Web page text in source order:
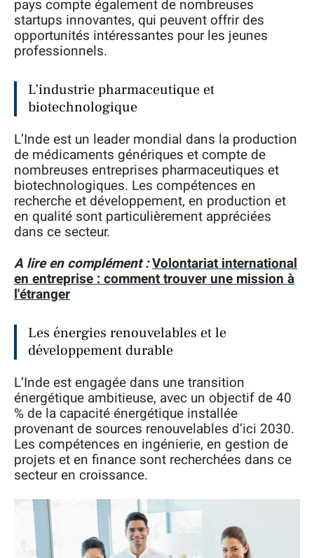
pays compte également de nombreuses
startups innovantes, qui peuvent offrir des
opportunités intéressantes pour les jeunes
professionnels.
L’industrie pharmaceutique et
biotechnologique
L’Inde est un leader mondial dans la production
de médicaments génériques et compte de
nombreuses entreprises pharmaceutiques et
biotechnologiques. Les compétences en
recherche et développement, en production et
en qualité sont particulièrement appréciées
dans ce secteur.
A lire en complément :Volontariat international
en entreprise : comment trouver une mission à
l'étranger
Les énergies renouvelables et le
développement durable
L’Inde est engagée dans une transition
énergétique ambitieuse, avec un objectif de 40
% de la capacité énergétique installée
provenant de sources renouvelables d’ici 2030.
Les compétences en ingénierie, en gestion de
projets et en finance sont recherchées dans ce
secteur en croissance.